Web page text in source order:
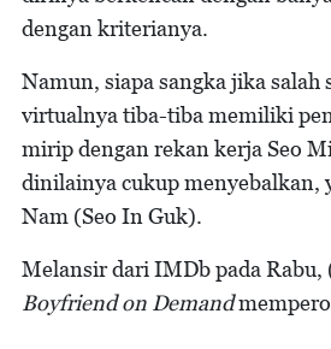
dengan kriterianya.
Namun, siapa sangka jika salah
virtualnya tiba-tiba memiliki
mirip dengan rekan kerja Seo
dinilainya cukup menyebalkan,
Nam (Seo In Guk).
Melansir dari IMDb pada
Boyfriend on Demand